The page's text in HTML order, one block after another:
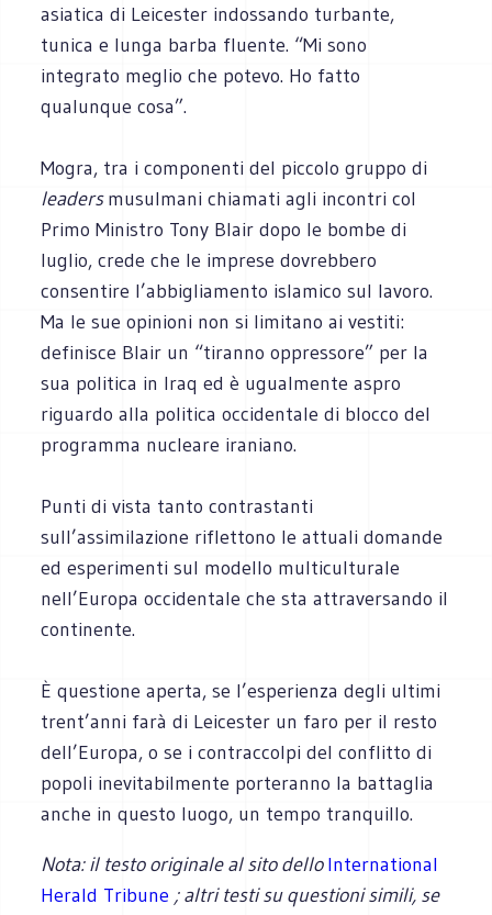
asiatica di Leicester indossando turbante,
tunica e lunga barba fluente. “Mi sono
integrato meglio che potevo. Ho fatto
qualunque cosa”.
Mogra, tra i componenti del piccolo gruppo di
leadersmusulmani chiamati agli incontri col
Primo Ministro Tony Blair dopo le bombe di
luglio, crede che le imprese dovrebbero
consentire l’abbigliamento islamico sul lavoro.
Ma le sue opinioni non si limitano ai vestiti:
definisce Blair un “tiranno oppressore” per la
sua politica in Iraq ed è ugualmente aspro
riguardo alla politica occidentale di blocco del
programma nucleare iraniano.
Punti di vista tanto contrastanti
sull’assimilazione riflettono le attuali domande
ed esperimenti sul modello multiculturale
nell’Europa occidentale che sta attraversando il
continente.
È questione aperta, se l’esperienza degli ultimi
trent’anni farà di Leicester un faro per il resto
dell’Europa, o se i contraccolpi del conflitto di
popoli inevitabilmente porteranno la battaglia
anche in questo luogo, un tempo tranquillo.
Nota: il testo originale al sito delloInternational
Herald Tribune ; altri testi su questioni simili, se